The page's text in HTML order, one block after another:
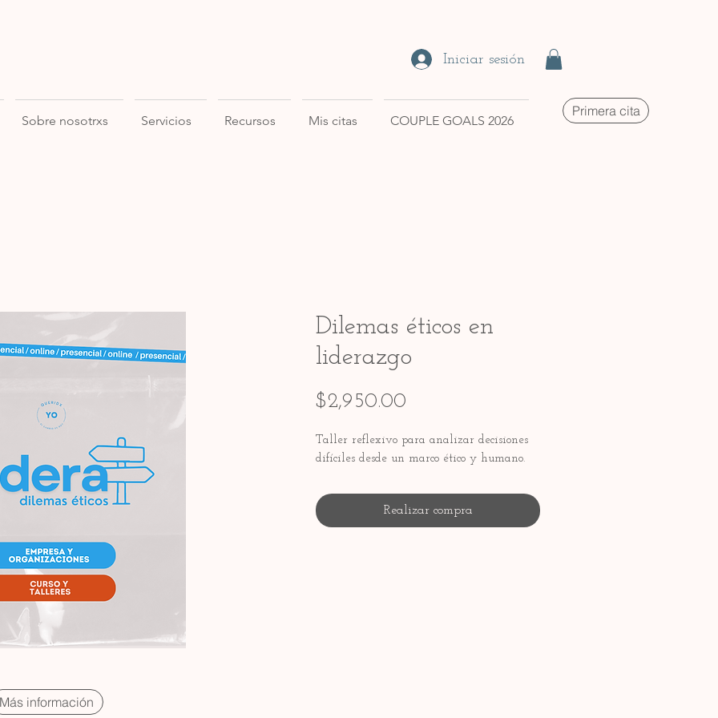
Iniciar sesión
Sobre nosotrxs Servicios Recursos Mis citas COUPLE GOALS 2026
Primera cita
Dilemas éticos en
liderazgo
$2,950.00
Taller reflexivo para analizar decisiones
difíciles desde un marco ético y humano.
Realizar compra
Más información